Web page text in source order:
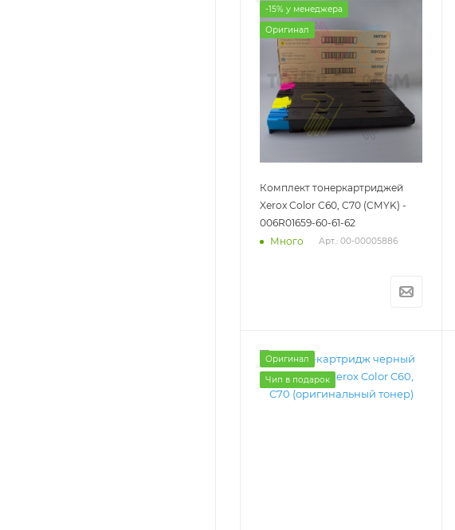
-15% у менеджера
Оригинал
Комплект тонеркартриджей
Xerox Color C60, C70 (CMYK) -
006R01659-60-61-62
Много
Арт.: 00-00005886
Оригинал
Чип в подарок